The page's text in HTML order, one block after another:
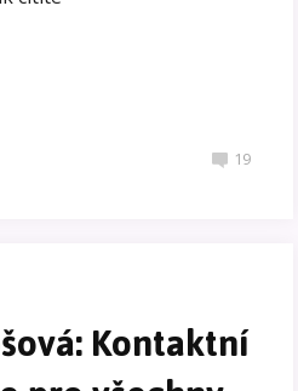
19
Kontaktní